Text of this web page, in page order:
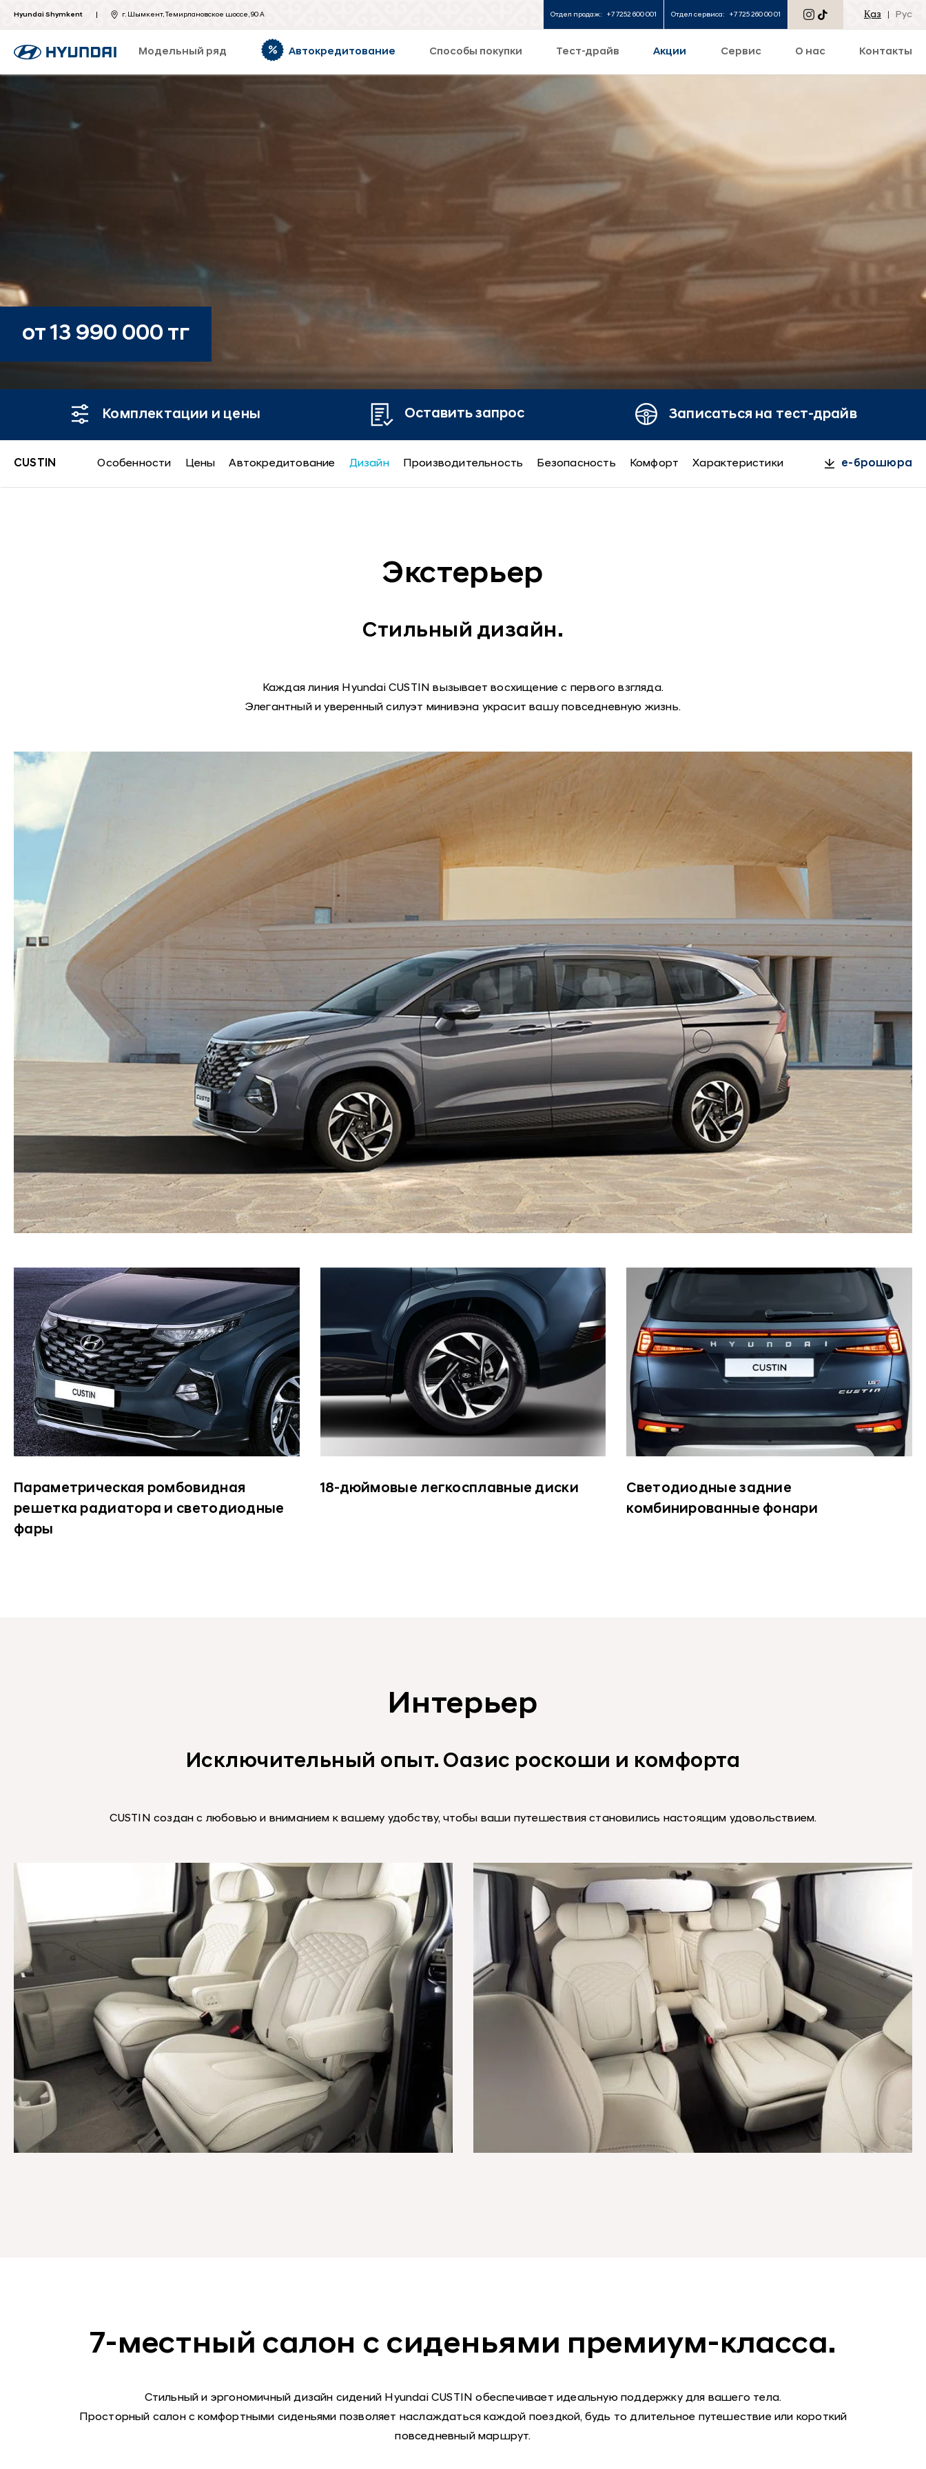
Hyundai Shymkent г. Шымкент, Темирлановское шоссе, 90 А Отдел продаж: +7 7252 600 001 Отдел сервиса: +7 725 260 00 01 Қаз Рус
Модельный ряд Автокредитование Способы покупки Тест-драйв Акции Сервис О нас Контакты
CUSTIN
от 13 990 000 тг
Комплектации и цены Оставить запрос Записаться на тест-драйв
CUSTIN Особенности Цены Автокредитование Дизайн Производительность Безопасность Комфорт Характеристики e-брошюра
Экстерьер
Стильный дизайн.
Каждая линия Hyundai CUSTIN вызывает восхищение с первого взгляда.
Элегантный и уверенный силуэт минивэна украсит вашу повседневную жизнь.
Параметрическая ромбовидная
решетка радиатора и светодиодные
фары
18-дюймовые легкосплавные диски
Светодиодные задние
комбинированные фонари
Интерьер
Исключительный опыт. Оазис роскоши и комфорта
CUSTIN создан с любовью и вниманием к вашему удобству, чтобы ваши путешествия становились настоящим удовольствием.
7-местный салон с сиденьями премиум-класса.
Стильный и эргономичный дизайн сидений Hyundai CUSTIN обеспечивает идеальную поддержку для вашего тела.
Просторный салон с комфортными сиденьями позволяет наслаждаться каждой поездкой, будь то длительное путешествие или короткий
повседневный маршрут.